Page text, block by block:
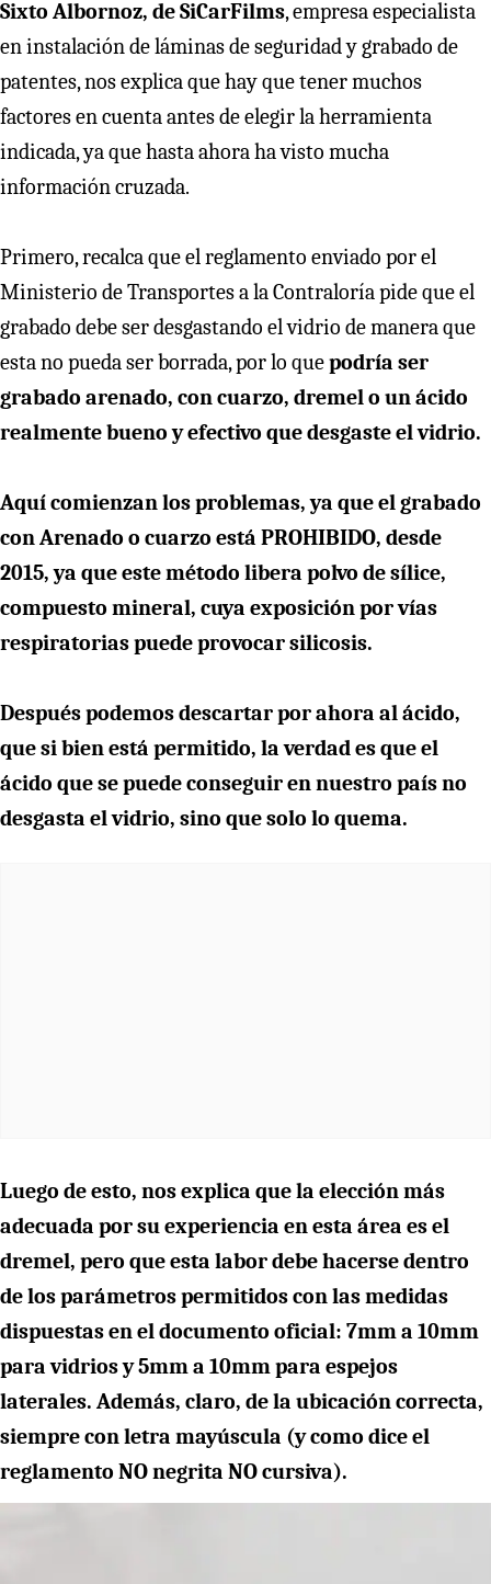
Sixto Albornoz, de SiCarFilms, empresa especialista
en instalación de láminas de seguridad y grabado de
patentes, nos explica que hay que tener muchos
factores en cuenta antes de elegir la herramienta
indicada, ya que hasta ahora ha visto mucha
información cruzada.
Primero, recalca que el reglamento enviado por el
Ministerio de Transportes a la Contraloría pide que el
grabado debe ser desgastando el vidrio de manera que
esta no pueda ser borrada, por lo quepodría ser
grabado arenado, con cuarzo, dremel o un ácido
realmente bueno y efectivo que desgaste el vidrio.
Aquí comienzan los problemas, ya que el grabado
con Arenado o cuarzo está PROHIBIDO, desde
2015, ya que este método libera polvo de sílice,
compuesto mineral, cuya exposición por vías
respiratorias puede provocar silicosis.
Después podemos descartar por ahora al ácido,
que si bien está permitido, la verdad es que el
ácido que se puede conseguir en nuestro país no
desgasta el vidrio, sino que solo lo quema.
Luego de esto, nos explica que la elección más
adecuada por su experiencia en esta área es el
dremel, pero que esta labor debe hacerse dentro
de los parámetros permitidos con las medidas
dispuestas en el documento oficial: 7mm a 10mm
para vidrios y 5mm a 10mm para espejos
laterales. Además, claro, de la ubicación correcta,
siempre con letra mayúscula (y como dice el
reglamento NO negrita NO cursiva).